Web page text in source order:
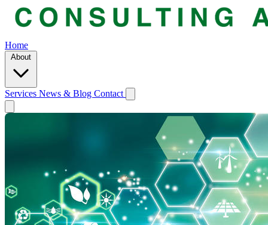
Home
About
Services News & Blog Contact